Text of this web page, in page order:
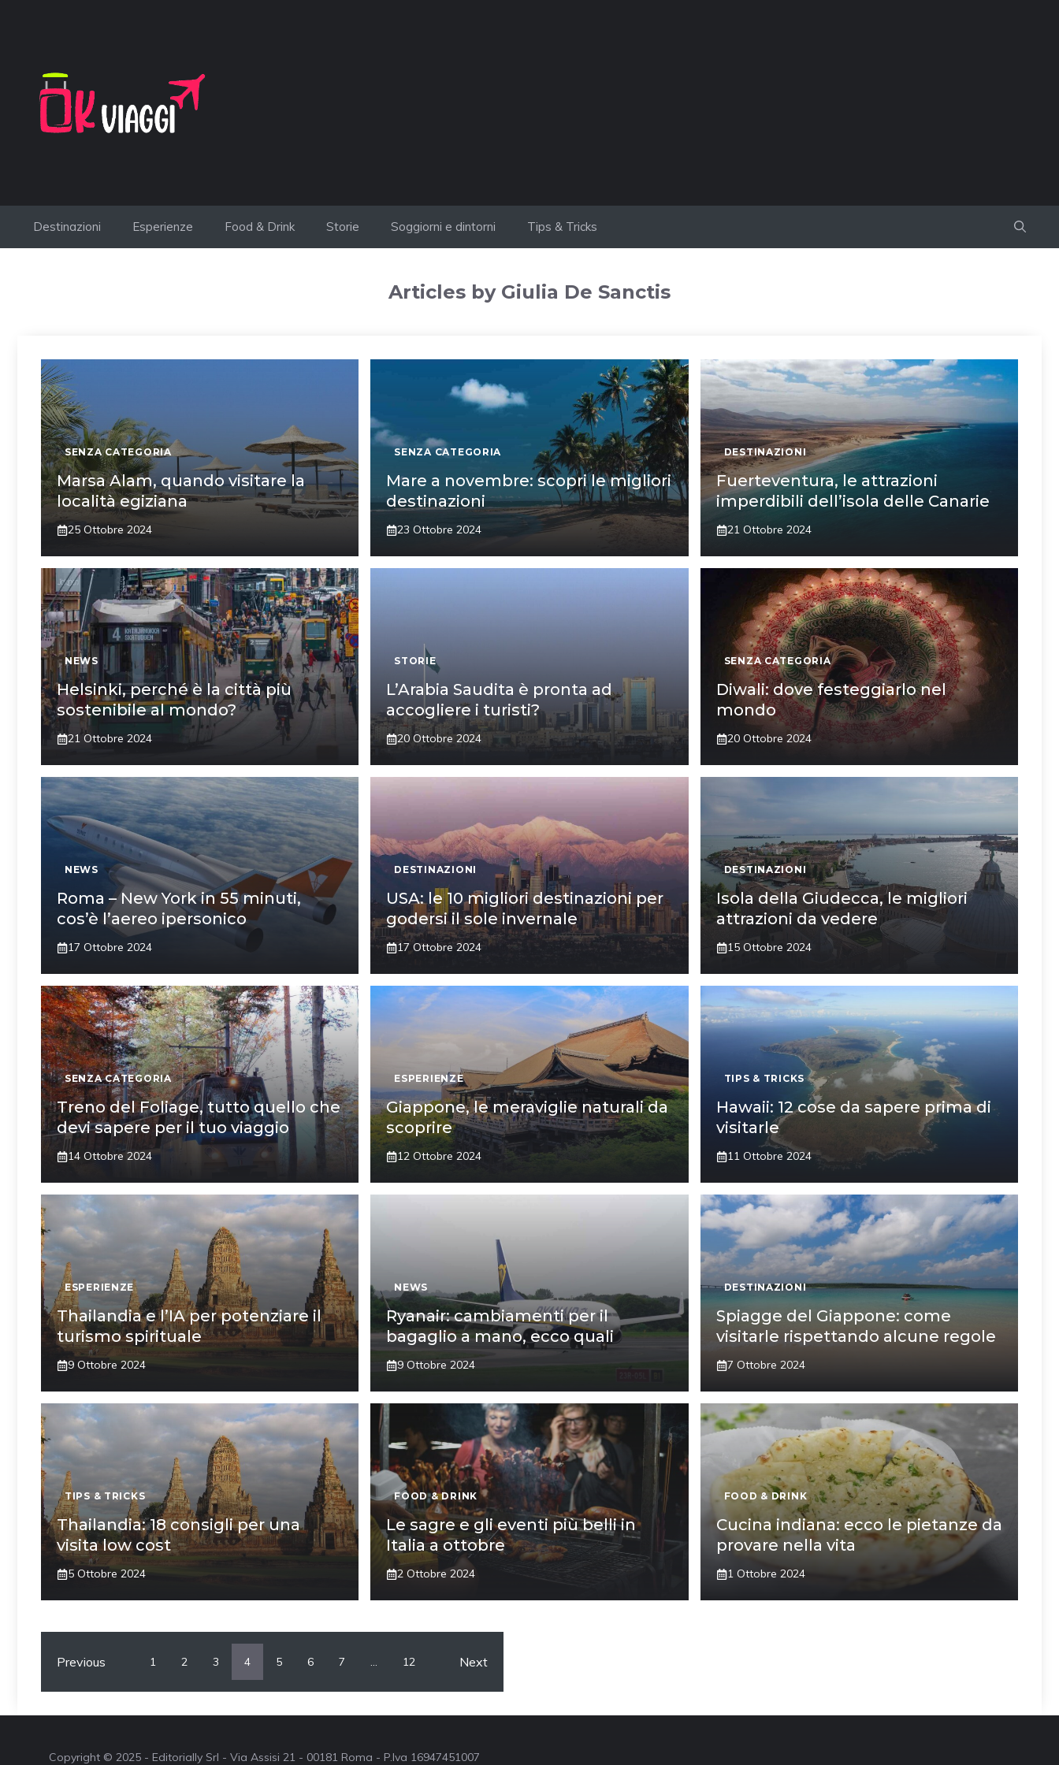
Destinazioni Esperienze Food & Drink Storie Soggiorni e dintorni Tips & Tricks
Articles by Giulia De Sanctis
SENZA CATEGORIA
Marsa Alam, quando visitare la
località egiziana
25 Ottobre 2024
SENZA CATEGORIA
Mare a novembre: scopri le migliori
destinazioni
23 Ottobre 2024
DESTINAZIONI
Fuerteventura, le attrazioni
imperdibili dell’isola delle Canarie
21 Ottobre 2024
NEWS
Helsinki, perché è la città più
sostenibile al mondo?
21 Ottobre 2024
STORIE
L’Arabia Saudita è pronta ad
accogliere i turisti?
20 Ottobre 2024
SENZA CATEGORIA
Diwali: dove festeggiarlo nel
mondo
20 Ottobre 2024
NEWS
Roma – New York in 55 minuti,
cos’è l’aereo ipersonico
17 Ottobre 2024
DESTINAZIONI
USA: le 10 migliori destinazioni per
godersi il sole invernale
17 Ottobre 2024
DESTINAZIONI
Isola della Giudecca, le migliori
attrazioni da vedere
15 Ottobre 2024
SENZA CATEGORIA
Treno del Foliage, tutto quello che
devi sapere per il tuo viaggio
14 Ottobre 2024
ESPERIENZE
Giappone, le meraviglie naturali da
scoprire
12 Ottobre 2024
TIPS & TRICKS
Hawaii: 12 cose da sapere prima di
visitarle
11 Ottobre 2024
ESPERIENZE
Thailandia e l’IA per potenziare il
turismo spirituale
9 Ottobre 2024
NEWS
Ryanair: cambiamenti per il
bagaglio a mano, ecco quali
9 Ottobre 2024
DESTINAZIONI
Spiagge del Giappone: come
visitarle rispettando alcune regole
7 Ottobre 2024
TIPS & TRICKS
Thailandia: 18 consigli per una
visita low cost
5 Ottobre 2024
FOOD & DRINK
Le sagre e gli eventi più belli in
Italia a ottobre
2 Ottobre 2024
FOOD & DRINK
Cucina indiana: ecco le pietanze da
provare nella vita
1 Ottobre 2024
Previous 1 2 3 4 5 6 7 … 12 Next
Copyright © 2025 - Editorially Srl - Via Assisi 21 - 00181 Roma - P.Iva 16947451007